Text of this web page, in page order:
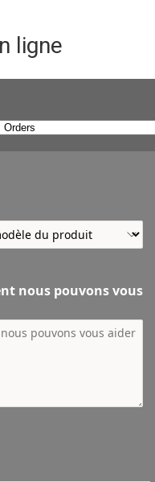
ligne
nous pouvons vous